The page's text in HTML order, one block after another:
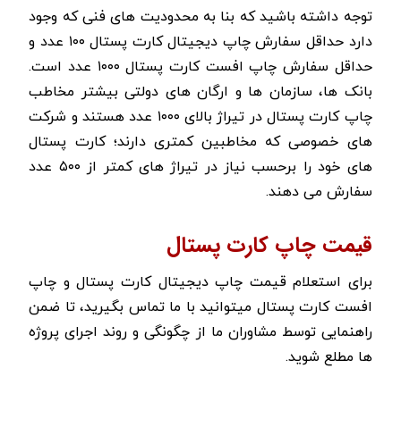
توجه داشته باشید که بنا به محدودیت های فنی که وجود
دارد حداقل سفارش چاپ دیجیتال کارت پستال ۱۰۰ عدد و
حداقل سفارش چاپ افست کارت پستال ۱۰۰۰ عدد است.
بانک ها، سازمان ها و ارگان های دولتی بیشتر مخاطب
چاپ کارت پستال در تیراژ بالای ۱۰۰۰ عدد هستند و شرکت
های خصوصی که مخاطبین کمتری دارند؛ کارت پستال
های خود را برحسب نیاز در تیراژ های کمتر از ۵۰۰ عدد
سفارش می دهند.
قیمت چاپ کارت پستال
برای استعلام قیمت چاپ دیجیتال کارت پستال و چاپ
افست کارت پستال میتوانید با ما تماس بگیرید، تا ضمن
راهنمایی توسط مشاوران ما از چگونگی و روند اجرای پروژه
ها مطلع شوید.